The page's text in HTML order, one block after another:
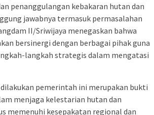
penanggulangan kebakaran hutan dan
jawabnya termasuk permasalahan
II/Sriwijaya menegaskan bahwa
bersinergi dengan berbagai pihak guna
langkah strategis dalam mengatasi
dilakukan pemerintah ini merupakan bukti
menjaga kelestarian hutan dan
memenuhi kesepakatan regional dan